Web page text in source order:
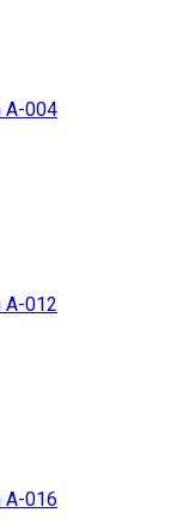
A-004
A-012
A-016